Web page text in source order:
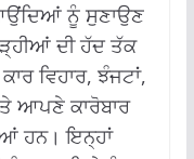
ਨੂੰ ਸੁਣਾਉਣ
ਦੀ ਹੱਦ ਤੱਕ
ਵਿਹਾਰ, ਝੰਜਟਾਂ,
ਆਪਣੇ ਕਾਰੋਬਾਰ
ਹਨ। ਇਨ੍ਹਾਂ